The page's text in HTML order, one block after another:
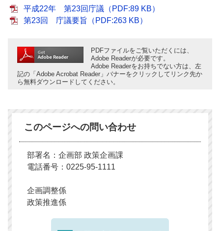
平成22年 第23回庁議（PDF:89 KB）
第23回 庁議要旨（PDF:263 KB）
PDFファイルをご覧いただくには、
Adobe Readerが必要です。
Adobe Readerをお持ちでない方は、左
記の「Adobe Acrobat Reader」バナーをクリックしてリンク先か
ら無料ダウンロードしてください。
このページへの問い合わせ
部署名：企画部 政策企画課
電話番号：0225-95-1111
企画調整係
政策推進係